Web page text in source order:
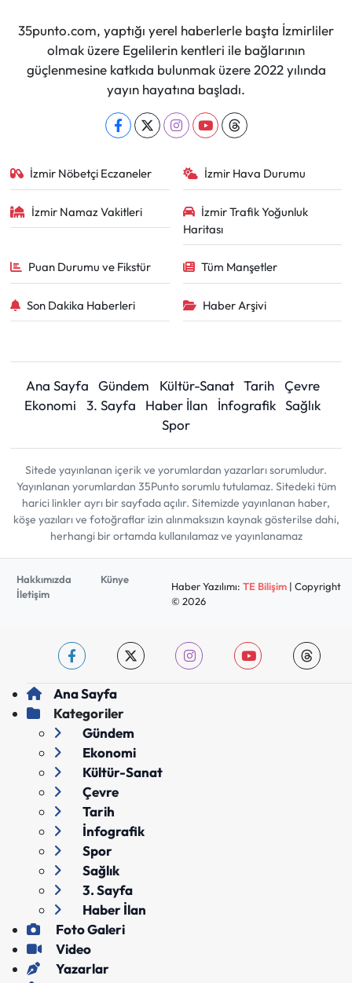
35punto.com, yaptığı yerel haberlerle başta İzmirliler
olmak üzere Egelilerin kentleri ile bağlarının
güçlenmesine katkıda bulunmak üzere 2022 yılında
yayın hayatına başladı.
İzmir Nöbetçi Eczaneler İzmir Hava Durumu
İzmir Namaz Vakitleri
İzmir Trafik Yoğunluk
Haritası
Puan Durumu ve Fikstür Tüm Manşetler
Son Dakika Haberleri Haber Arşivi
Ana Sayfa Gündem Kültür-Sanat Tarih
Çevre
Ekonomi
3. Sayfa Haber İlan İnfografik Sağlık
Spor
Sitede yayınlanan içerik ve yorumlardan yazarları sorumludur.
Yayınlanan yorumlardan 35Punto sorumlu tutulamaz. Sitedeki tüm
harici linkler ayrı bir sayfada açılır. Sitemizde yayınlanan haber,
köşe yazıları ve fotoğraflar izin alınmaksızın kaynak gösterilse dahi,
herhangi bir ortamda kullanılamaz ve yayınlanamaz
Hakkımızda
Künye
İletişim
Haber Yazılımı: TE Bilişim| Copyright
© 2026
Ana Sayfa
Kategoriler
Gündem
Ekonomi
Kültür-Sanat
Çevre
Tarih
İnfografik
Spor
Sağlık
3. Sayfa
Haber İlan
Foto Galeri
Video
Yazarlar